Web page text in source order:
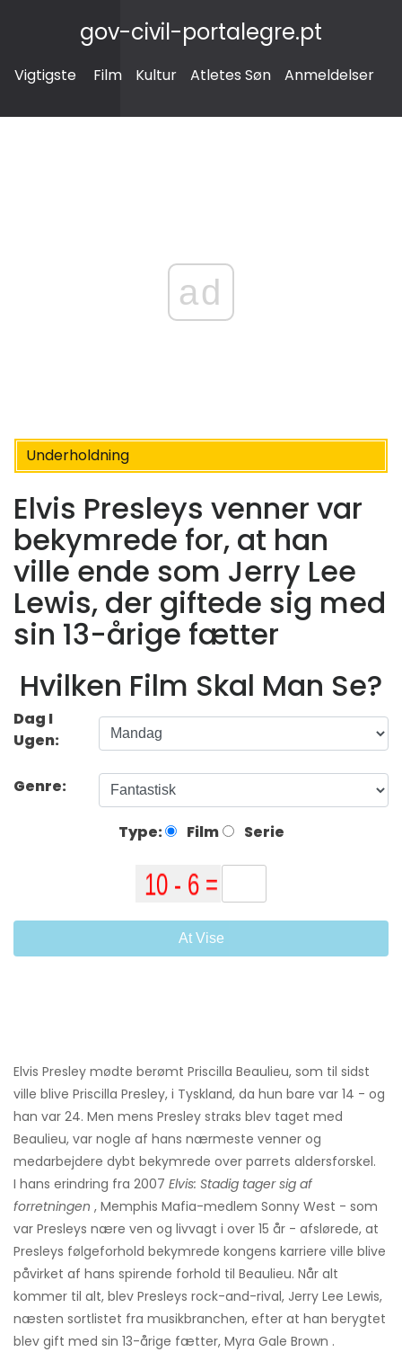
gov-civil-portalegre.pt
Vigtigste Film Kultur Atletes Søn Anmeldelser
ad
Underholdning
Elvis Presleys venner var
bekymrede for, at han
ville ende som Jerry Lee
Lewis, der giftede sig med
sin 13-årige fætter
Hvilken Film Skal Man Se?
Dag I
Ugen:
Genre:
Type: Film Serie
At Vise
Elvis Presley mødte berømt Priscilla Beaulieu, som til sidst
ville blive Priscilla Presley, i Tyskland, da hun bare var 14 - og
han var 24. Men mens Presley straks blev taget med
Beaulieu, var nogle af hans nærmeste venner og
medarbejdere dybt bekymrede over parrets aldersforskel.
I hans erindring fra 2007 Elvis: Stadig tager sig af
forretningen , Memphis Mafia-medlem Sonny West - som
var Presleys nære ven og livvagt i over 15 år - afslørede, at
Presleys følgeforhold bekymrede kongens karriere ville blive
påvirket af hans spirende forhold til Beaulieu. Når alt
kommer til alt, blev Presleys rock-and-rival, Jerry Lee Lewis,
næsten sortlistet fra musikbranchen, efter at han berygtet
blev gift med sin 13-årige fætter, Myra Gale Brown .